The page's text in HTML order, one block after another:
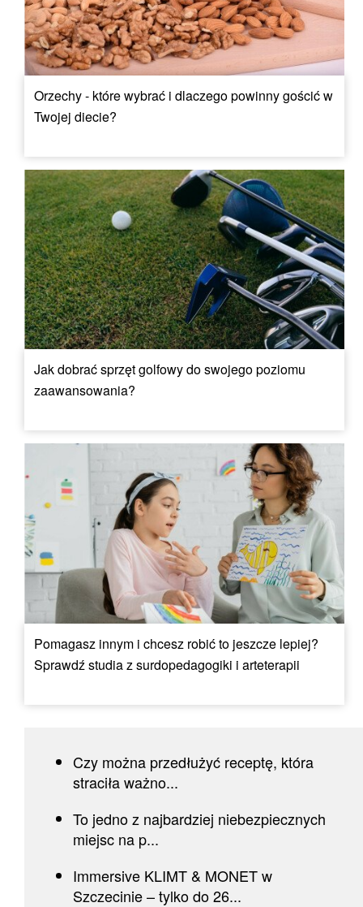
Orzechy - które wybrać i dlaczego powinny gościć w
Twojej diecie?
Jak dobrać sprzęt golfowy do swojego poziomu
zaawansowania?
Pomagasz innym i chcesz robić to jeszcze lepiej?
Sprawdź studia z surdopedagogiki i arteterapii
Czy można przedłużyć receptę, która
straciła ważno...
To jedno z najbardziej niebezpiecznych
miejsc na p...
Immersive KLIMT & MONET w
Szczecinie – tylko do 26...